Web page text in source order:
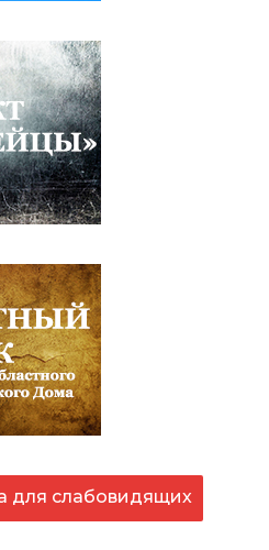
для слабовидящих